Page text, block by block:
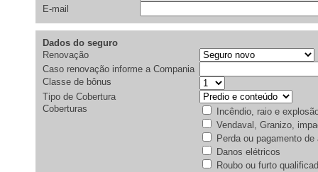
E-mail
Dados do seguro
Renovação
Caso renovação informe a Compania
Classe de bônus
Tipo de Cobertura
Coberturas
Incêndio, raio e
Vendaval, Granizo,
Perda ou pagamento de
Danos elétricos
Roubo ou furto